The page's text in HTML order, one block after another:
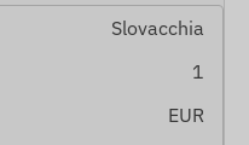
Slovacchia
1
EUR